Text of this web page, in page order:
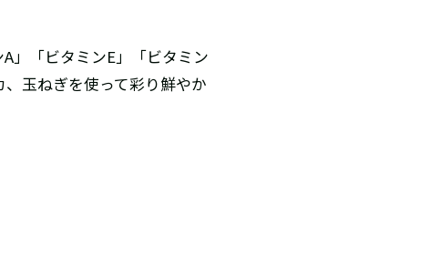
」「ビタミンE」「ビタミン
玉ねぎを使って彩り鮮やか